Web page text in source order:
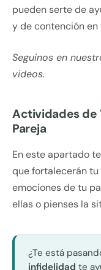
pueden serte de
y de contención en
Seguinos en
videos.
Actividades de
Pareja
En este apartado
que fortalecerán
emociones de tu
ellas o pienses la
¿Te está
infidelidad te